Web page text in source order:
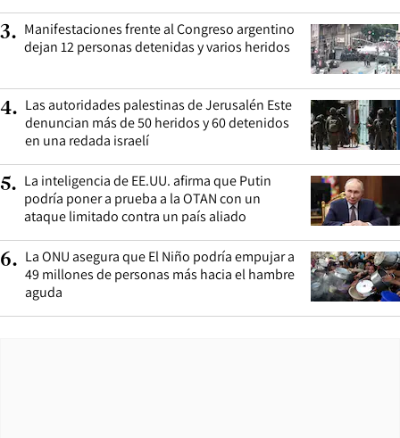
3. Manifestaciones frente al Congreso argentino
dejan 12 personas detenidas y varios heridos
4. Las autoridades palestinas de Jerusalén Este
denuncian más de 50 heridos y 60 detenidos
en una redada israelí
5. La inteligencia de EE.UU. afirma que Putin
podría poner a prueba a la OTAN con un
ataque limitado contra un país aliado
6. La ONU asegura que El Niño podría empujar a
49 millones de personas más hacia el hambre
aguda